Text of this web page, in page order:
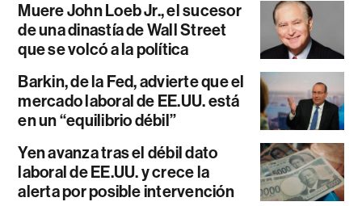
Muere John Loeb Jr., el sucesor
de una dinastía de Wall Street
que se volcó a la política
Barkin, de la Fed, advierte que el
mercado laboral de EE.UU. está
en un “equilibrio débil”
Yen avanza tras el débil dato
laboral de EE.UU. y crece la
alerta por posible intervención